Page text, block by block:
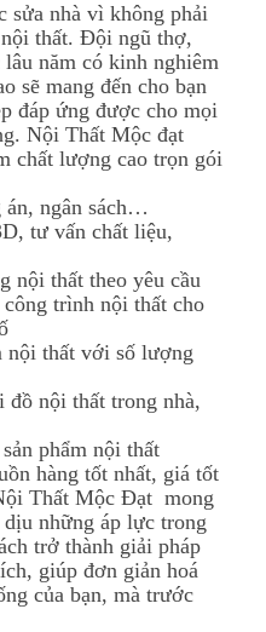
sửa nhà vì không phải
thất. Đội ngũ thợ,
năm có kinh nghiêm
sẽ mang đến cho bạn
đáp ứng được cho mọi
Nội Thất Mộc đạt
chất lượng cao trọn gói
ngân sách…
tư vấn chất liệu,
nội thất theo yêu cầu
trình nội thất cho
nội thất với số lượng
nội thất trong nhà,
phẩm nội thất
hàng tốt nhất, giá tốt
Thất Mộc Đạt mong
những áp lực trong
trở thành giải pháp
giúp đơn giản hoá
của bạn, mà trước